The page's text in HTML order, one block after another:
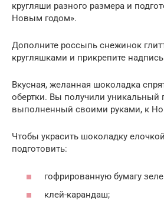
кругляши разного размера и
Новым годом».
Дополните россыпь снежинок
кругляшками и прикрепите
Вкусная, желанная шоколадка
обертки. Вы получили уникальный
выполненный своими руками, к
Чтобы украсить шоколадку
подготовить:
гофрированную бумагу
клей-карандаш;